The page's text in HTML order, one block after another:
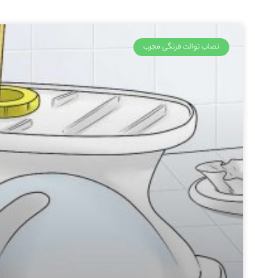
نصاب توالت فرنگی مجرب